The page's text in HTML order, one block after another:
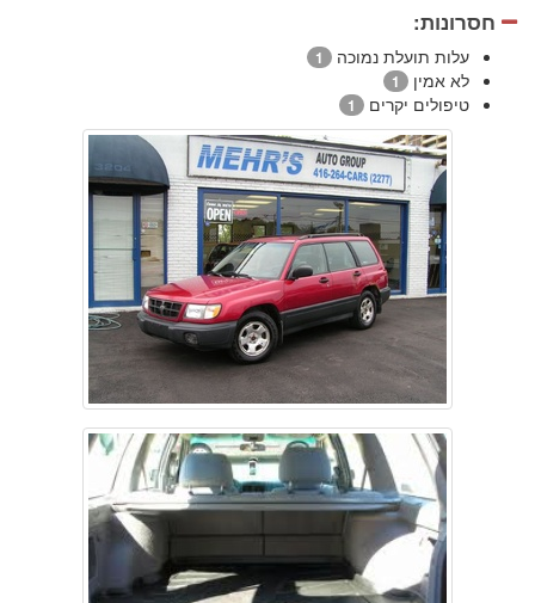
חסרונות:
עלות תועלת נמוכה 1
לא אמין 1
טיפולים יקרים 1